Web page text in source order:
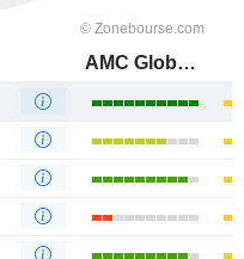
AMC Global Media Inc.